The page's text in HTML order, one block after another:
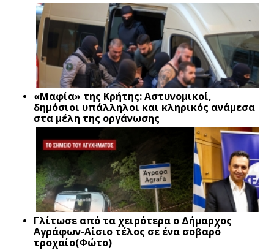
«Μαφία» της Κρήτης: Αστυνομικοί,
δημόσιοι υπάλληλοι και κληρικός ανάμεσα
στα μέλη της οργάνωσης
Γλίτωσε από τα χειρότερα ο Δήμαρχος
Αγράφων-Αίσιο τέλος σε ένα σοβαρό
τροχαίο(Φώτο)